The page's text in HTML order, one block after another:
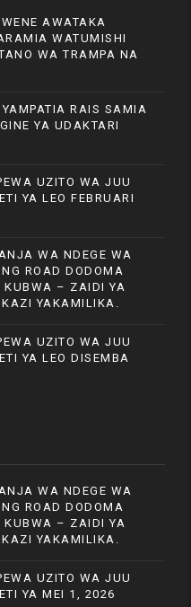
AWATAKA
WATUMISHI
WA TRAMPA NA
RAIS SAMIA
YA UDAKTARI
UZITO WA JUU
YA LEO FEBRUARI
WA NDEGE WA
ROAD DODOMA
KUBWA – ZAIDI YA
YAKAMILIKA.
UZITO WA JUU
YA LEO DISEMBA
WA NDEGE WA
ROAD DODOMA
KUBWA – ZAIDI YA
YAKAMILIKA.
UZITO WA JUU
YA MEI 1, 2026